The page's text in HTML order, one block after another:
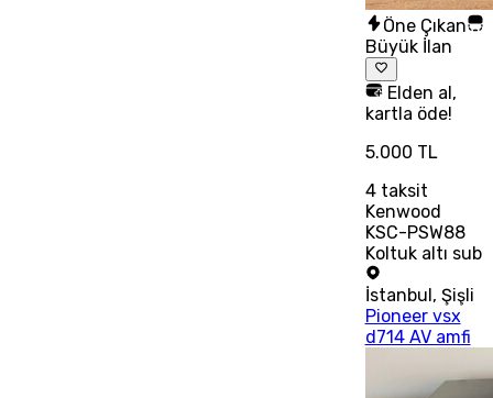
Öne Çıkan
Büyük İlan
Elden al,
kartla öde!
5.000 TL
4taksit
Kenwood
KSC-PSW88
Koltuk altı sub
İstanbul , Şişli
Pioneer vsx
d714 AV amfi